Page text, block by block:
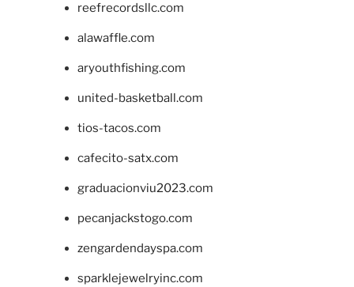
reefrecordsllc.com
alawaffle.com
aryouthfishing.com
united-basketball.com
tios-tacos.com
cafecito-satx.com
graduacionviu2023.com
pecanjackstogo.com
zengardendayspa.com
sparklejewelryinc.com